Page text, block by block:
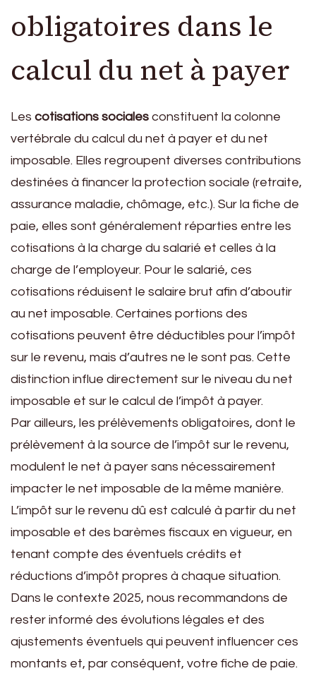
obligatoires dans le
calcul du net à payer
Les cotisations sociales constituent la colonne
vertébrale du calcul du net à payer et du net
imposable. Elles regroupent diverses contributions
destinées à financer la protection sociale (retraite,
assurance maladie, chômage, etc.). Sur la fiche de
paie, elles sont généralement réparties entre les
cotisations à la charge du salarié et celles à la
charge de l’employeur. Pour le salarié, ces
cotisations réduisent le salaire brut afin d’aboutir
au net imposable. Certaines portions des
cotisations peuvent être déductibles pour l’impôt
sur le revenu, mais d’autres ne le sont pas. Cette
distinction influe directement sur le niveau du net
imposable et sur le calcul de l’impôt à payer.
Par ailleurs, les prélèvements obligatoires, dont le
prélèvement à la source de l’impôt sur le revenu,
modulent le net à payer sans nécessairement
impacter le net imposable de la même manière.
L’impôt sur le revenu dû est calculé à partir du net
imposable et des barèmes fiscaux en vigueur, en
tenant compte des éventuels crédits et
réductions d’impôt propres à chaque situation.
Dans le contexte 2025, nous recommandons de
rester informé des évolutions légales et des
ajustements éventuels qui peuvent influencer ces
montants et, par conséquent, votre fiche de paie.